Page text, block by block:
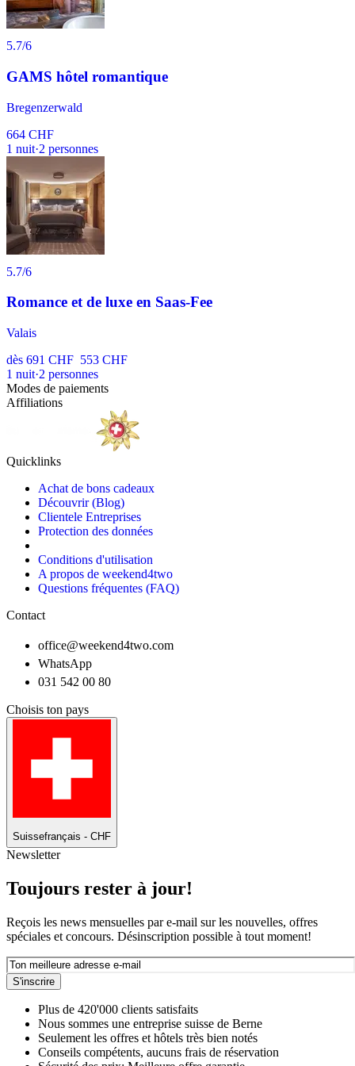
5.7/6
GAMS hôtel romantique
Bregenzerwald
664 CHF
1 nuit·2 personnes
5.7/6
Romance et de luxe en Saas-Fee
Valais
dès 691 CHF 553 CHF
1 nuit·2 personnes
Modes de paiements
Affiliations
Quicklinks
Achat de bons cadeaux
Découvrir (Blog)
Clientele Entreprises
Protection des données
Conditions d'utilisation
A propos de weekend4two
Questions fréquentes (FAQ)
Contact
office@weekend4two.com
WhatsApp
031 542 00 80
Choisis ton pays
Suissefrançais - CHF
Newsletter
Toujours rester à jour!
Reçois les news mensuelles par e-mail sur les nouvelles, offres
spéciales et concours. Désinscription possible à tout moment!
S'inscrire
Plus de 420'000 clients satisfaits
Nous sommes une entreprise suisse de Berne
Seulement les offres et hôtels très bien notés
Conseils compétents, aucuns frais de réservation